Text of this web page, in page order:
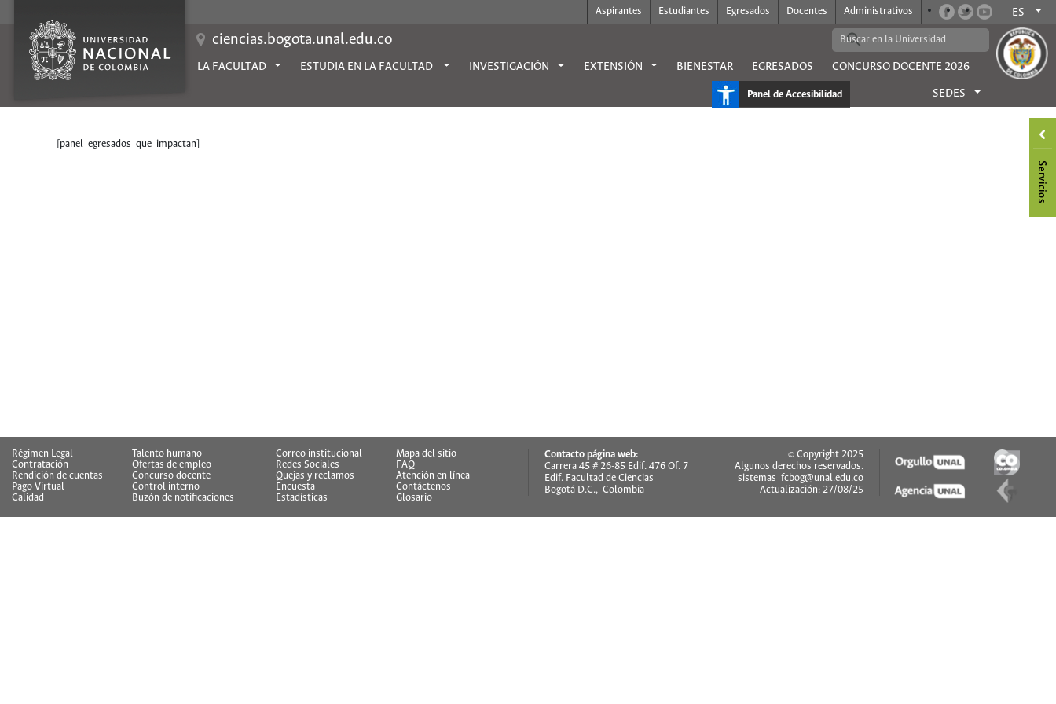
contenido
Aspirantes Estudiantes Egresados Docentes Administrativos ES
ciencias.bogota.unal.edu.co
LA FACULTAD ESTUDIA EN LA FACULTAD INVESTIGACIÓN EXTENSIÓN BIENESTAR EGRESADOS CONCURSO DOCENTE 2026
SEDES
Panel de Accesibilidad
[panel_egresados_que_impactan]
Régimen Legal
Talento humano
Contratación
Ofertas de empleo
Rendición de cuentas
Concurso docente
Pago Virtual
Control interno
Calidad
Buzón de notificaciones
Correo institucional
Mapa del sitio
Redes Sociales
FAQ
Quejas y reclamos
Atención en línea
Encuesta
Contáctenos
Estadísticas
Glosario
Contacto página web:
Carrera 45 # 26-85 Edif. 476 Of. 7
Edif. Facultad de Ciencias
Bogotá D.C., Colombia
© Copyright 2025
Algunos derechos reservados.
sistemas_fcbog@unal.edu.co
Actualización: 27/08/25